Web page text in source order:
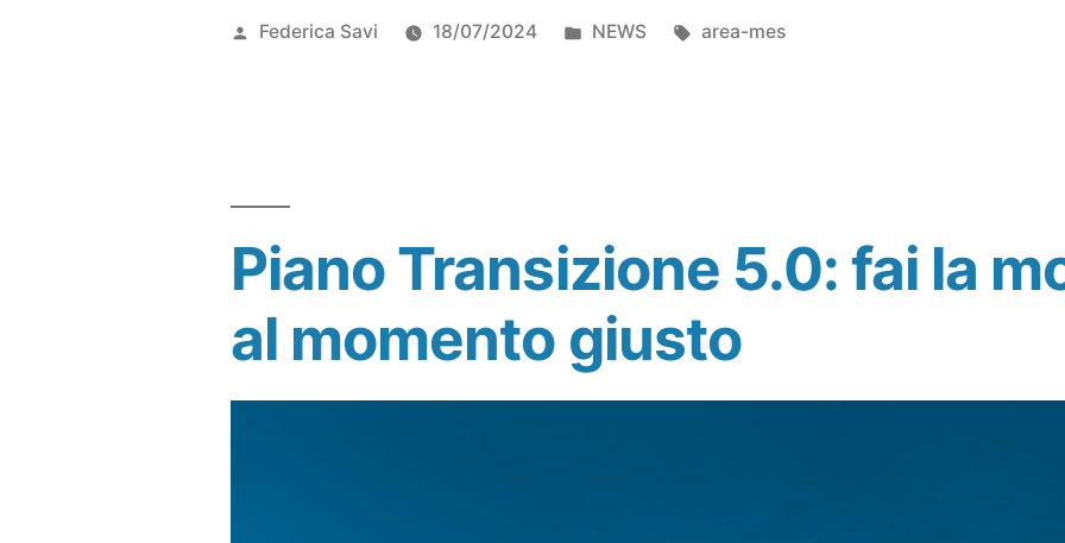
Federica Savi 18/07/2024 NEWS area-mes
Piano Transizione 5.0: fai la
al momento giusto